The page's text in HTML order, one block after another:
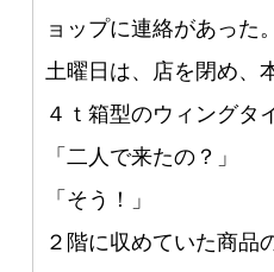
ョップに連絡があった。
土曜日は、店を閉め、
４ｔ箱型のウィングタ
「二人で来たの？」
「そう！」
２階に収めていた商品